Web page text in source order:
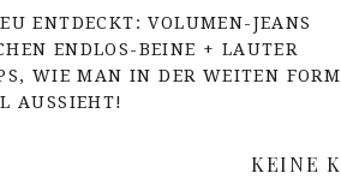
ENTDECKT: VOLUMEN-JEANS
ENDLOS-BEINE + LAUTER
WIE MAN IN DER WEITEN FORM
AUSSIEHT!
KEINE